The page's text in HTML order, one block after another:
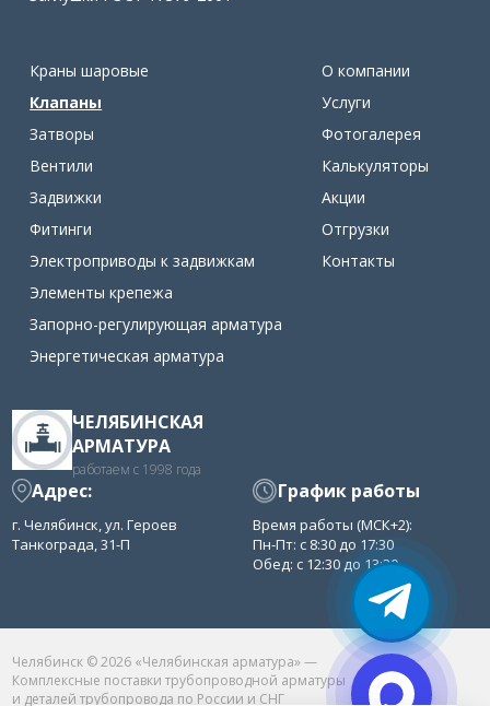
Краны шаровые
Клапаны
Затворы
Вентили
Задвижки
Фитинги
Электроприводы к задвижкам
Элементы крепежа
Запорно-регулирующая арматура
Энергетическая арматура
О компании
Услуги
Фотогалерея
Калькуляторы
Акции
Отгрузки
Контакты
ЧЕЛЯБИНСКАЯ
АРМАТУРА
работаем с 1998 года
Адрес:
г. Челябинск, ул. Героев
Танкограда, 31-П
График работы
Время работы (МСК+2):
Пн-Пт: с 8:30 до 17:30
Обед: с 12:30 до 13:30
Челябинск © 2026 «Челябинская арматура» —
Комплексные поставки трубопроводной арматуры
и деталей трубопровода по России и СНГ